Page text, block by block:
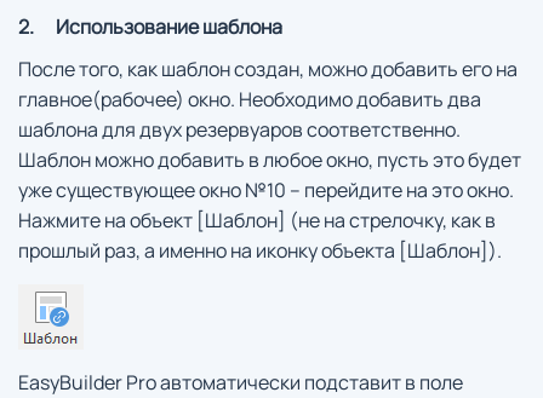
2. Использование шаблона
После того, как шаблон создан, можно добавить его на
главное(рабочее) окно. Необходимо добавить два
шаблона для двух резервуаров соответственно.
Шаблон можно добавить в любое окно, пусть это будет
уже существующее окно №10 – перейдите на это окно.
Нажмите на объект [Шаблон] (не на стрелочку, как в
прошлый раз, а именно на иконку объекта [Шаблон]).
EasyBuilder Pro автоматически подставит в поле